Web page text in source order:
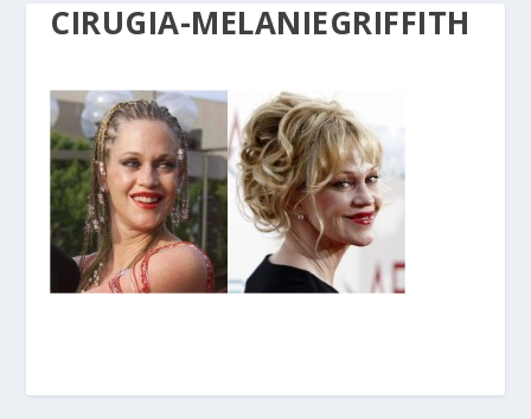
CIRUGIA-MELANIEGRIFFITH